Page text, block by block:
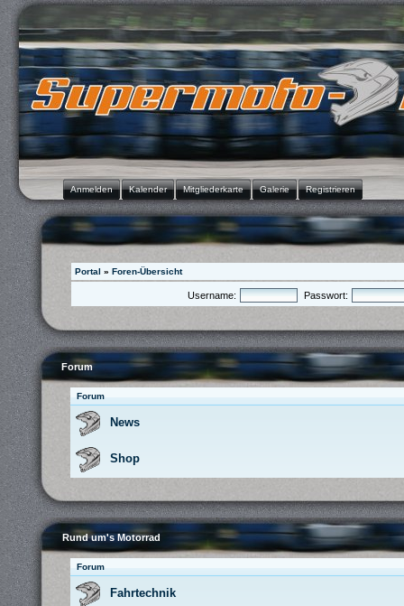
Anmelden Kalender Mitgliederkarte Galerie Registrieren
Portal » Foren-Übersicht
Username: Passwort:
Forum
Forum
News
Shop
Rund um's Motorrad
Forum
Fahrtechnik